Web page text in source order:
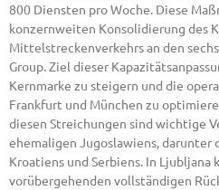
800 Diensten pro Woche. Diese
konzernweiten Konsolidierung des
Mittelstreckenverkehrs an den
Group. Ziel dieser
Kernmarke zu steigern und die
Frankfurt und München zu
diesen Streichungen sind wichtige
ehemaligen Jugoslawiens, darunter
Kroatiens und Serbiens. In Ljubljana
vorübergehenden vollständigen